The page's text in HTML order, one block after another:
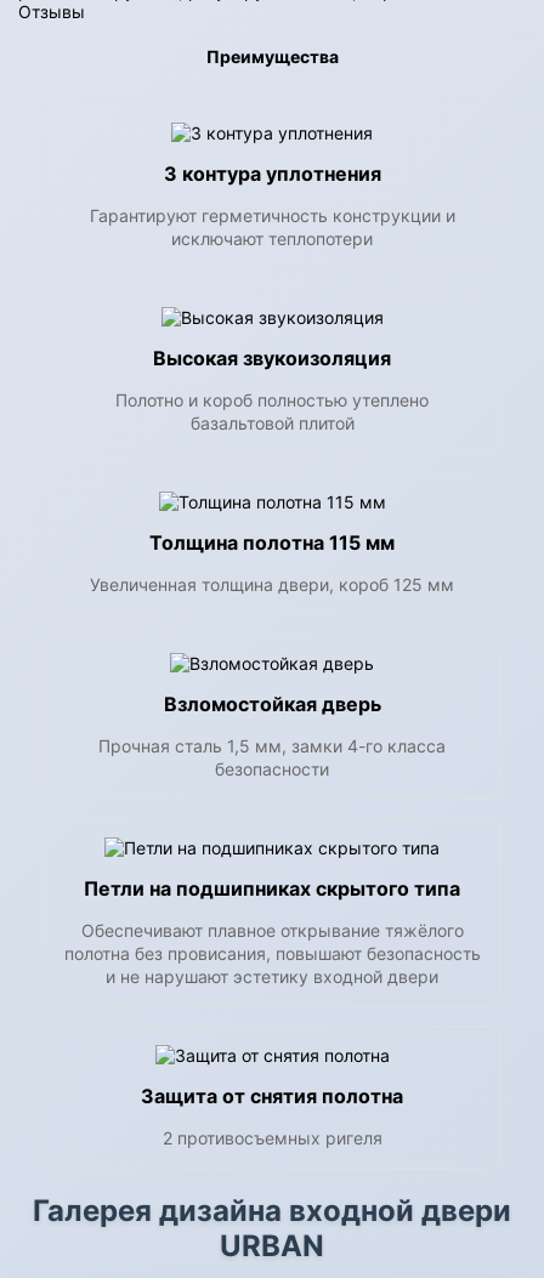
Отзывы
Преимущества
3 контура уплотнения
Гарантируют герметичность конструкции и
исключают теплопотери
Высокая звукоизоляция
Полотно и короб полностью утеплено
базальтовой плитой
Толщина полотна 115 мм
Увеличенная толщина двери, короб 125 мм
Взломостойкая дверь
Прочная сталь 1,5 мм, замки 4-го класса
безопасности
Петли на подшипниках скрытого типа
Обеспечивают плавное открывание тяжёлого
полотна без провисания, повышают безопасность
и не нарушают эстетику входной двери
Защита от снятия полотна
2 противосъемных ригеля
Галерея дизайна входной двери
URBAN